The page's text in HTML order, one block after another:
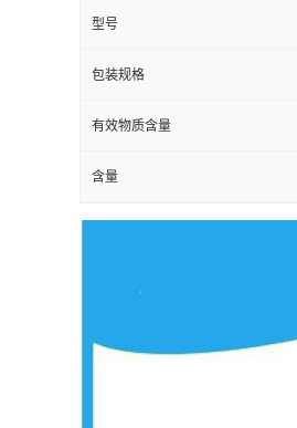
型号
包装规格
有效物质含量
含量